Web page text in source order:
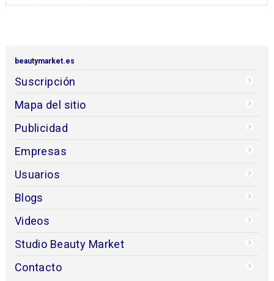
beautymarket.es
Suscripción
Mapa del sitio
Publicidad
Empresas
Usuarios
Blogs
Videos
Studio Beauty Market
Contacto